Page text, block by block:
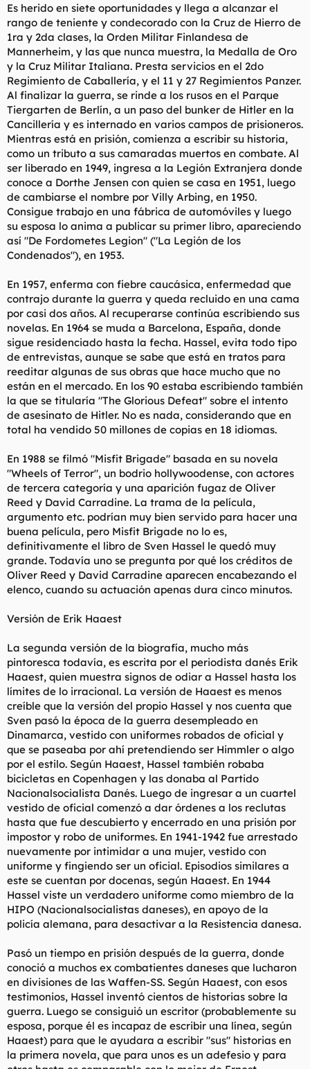
Es herido en siete oportunidades y llega a alcanzar el
rango de teniente y condecorado con la Cruz de Hierro de
1ra y 2da clases, la Orden Militar Finlandesa de
Mannerheim, y las que nunca muestra, la Medalla de Oro
y la Cruz Militar Italiana. Presta servicios en el 2do
Regimiento de Caballería, y el 11 y 27 Regimientos Panzer.
Al finalizar la guerra, se rinde a los rusos en el Parque
Tiergarten de Berlín, a un paso del bunker de Hitler en la
Cancillería y es internado en varios campos de prisioneros.
Mientras está en prisión, comienza a escribir su historia,
como un tributo a sus camaradas muertos en combate. Al
ser liberado en 1949, ingresa a la Legión Extranjera donde
conoce a Dorthe Jensen con quien se casa en 1951, luego
de cambiarse el nombre por Villy Arbing, en 1950.
Consigue trabajo en una fábrica de automóviles y luego
su esposa lo anima a publicar su primer libro, apareciendo
así "De Fordometes Legion" ("La Legión de los
Condenados"), en 1953.
En 1957, enferma con fiebre caucásica, enfermedad que
contrajo durante la guerra y queda recluido en una cama
por casi dos años. Al recuperarse continúa escribiendo sus
novelas. En 1964 se muda a Barcelona, España, donde
sigue residenciado hasta la fecha. Hassel, evita todo tipo
de entrevistas, aunque se sabe que está en tratos para
reeditar algunas de sus obras que hace mucho que no
están en el mercado. En los 90 estaba escribiendo también
la que se titularía "The Glorious Defeat" sobre el intento
de asesinato de Hitler. No es nada, considerando que en
total ha vendido 50 millones de copias en 18 idiomas.
En 1988 se filmó "Misfit Brigade" basada en su novela
"Wheels of Terror", un bodrio hollywoodense, con actores
de tercera categoría y una aparición fugaz de Oliver
Reed y David Carradine. La trama de la película,
argumento etc. podrían muy bien servido para hacer una
buena película, pero Misfit Brigade no lo es,
definitivamente el libro de Sven Hassel le quedó muy
grande. Todavía uno se pregunta por qué los créditos de
Oliver Reed y David Carradine aparecen encabezando el
elenco, cuando su actuación apenas dura cinco minutos.
Versión de Erik Haaest
La segunda versión de la biografía, mucho más
pintoresca todavía, es escrita por el periodista danés Erik
Haaest, quien muestra signos de odiar a Hassel hasta los
límites de lo irracional. La versión de Haaest es menos
creíble que la versión del propio Hassel y nos cuenta que
Sven pasó la época de la guerra desempleado en
Dinamarca, vestido con uniformes robados de oficial y
que se paseaba por ahí pretendiendo ser Himmler o algo
por el estilo. Según Haaest, Hassel también robaba
bicicletas en Copenhagen y las donaba al Partido
Nacionalsocialista Danés. Luego de ingresar a un cuartel
vestido de oficial comenzó a dar órdenes a los reclutas
hasta que fue descubierto y encerrado en una prisión por
impostor y robo de uniformes. En 1941-1942 fue arrestado
nuevamente por intimidar a una mujer, vestido con
uniforme y fingiendo ser un oficial. Episodios similares a
este se cuentan por docenas, según Haaest. En 1944
Hassel viste un verdadero uniforme como miembro de la
HIPO (Nacionalsocialistas daneses), en apoyo de la
policía alemana, para desactivar a la Resistencia danesa.
Pasó un tiempo en prisión después de la guerra, donde
conoció a muchos ex combatientes daneses que lucharon
en divisiones de las Waffen-SS. Según Haaest, con esos
testimonios, Hassel inventó cientos de historias sobre la
guerra. Luego se consiguió un escritor (probablemente su
esposa, porque él es incapaz de escribir una línea, según
Haaest) para que le ayudara a escribir "sus" historias en
la primera novela, que para unos es un adefesio y para